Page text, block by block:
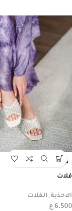
بيعت
فلات
الاحذية, الفلات
6.500 ع